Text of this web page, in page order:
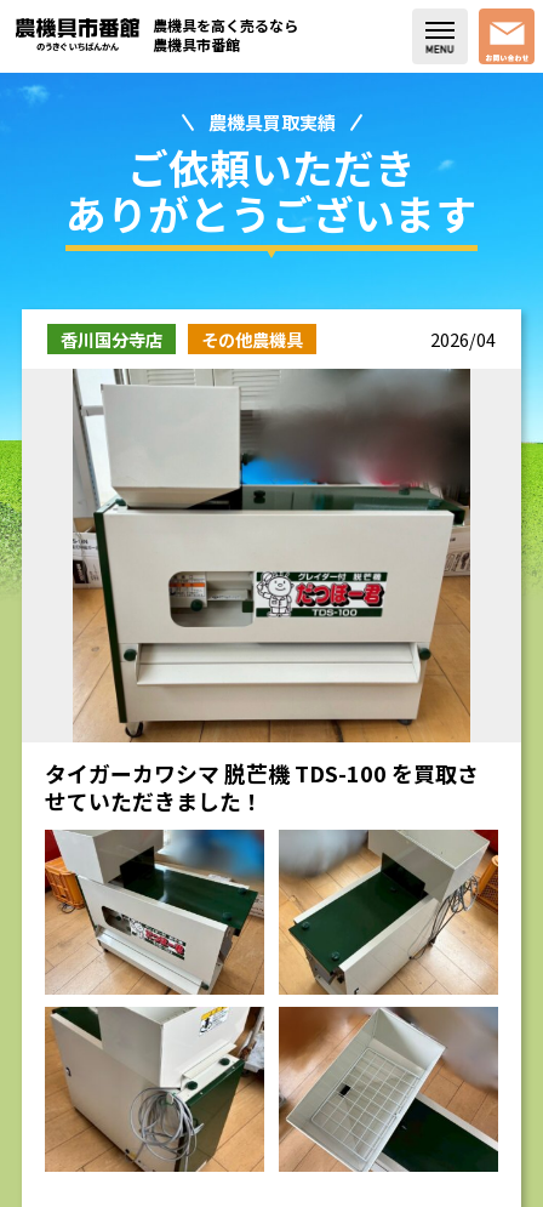
買取実績
コラム・スタッフブログ
取り扱い商品
販売中の農機具
よく頂く質問
お問い合わせ
求人
農機具を高く売るなら
農機具市番館
農機具買取実績
ご依頼いただき
ありがとうございます
香川国分寺店 その他農機具 2026/04
タイガーカワシマ 脱芒機 TDS-100 を買取さ
せていただきました！